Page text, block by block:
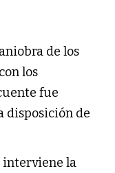
de los
los
fue
disposición de
interviene la